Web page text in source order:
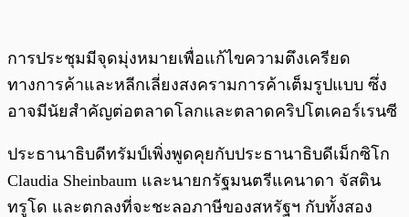
การประชุมมีจุดมุ่งหมายเพื่อแก้ไขความตึงเครียด
ทางการค้าและหลีกเลี่ยงสงครามการค้าเต็มรูปแบบ ซึ่ง
อาจมีนัยสำคัญต่อตลาดโลกและตลาดคริปโตเคอร์เรนซี
ประธานาธิบดีทรัมป์เพิ่งพูดคุยกับประธานาธิบดีเม็กซิโก
Claudia Sheinbaum และนายกรัฐมนตรีแคนาดา จัสติน
ทรูโด และตกลงที่จะชะลอภาษีของสหรัฐฯ กับทั้งสอง